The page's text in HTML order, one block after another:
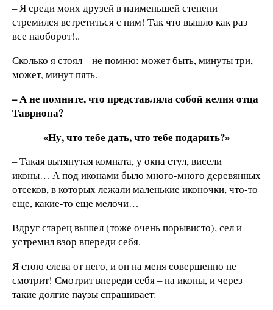
– Я среди моих друзей в наименьшей степени
стремился встретиться с ним! Так что вышло как раз
все наоборот!..
Сколько я стоял – не помню: может быть, минуты три,
может, минут пять.
– А не помните, что представляла собой келия отца
Тавриона?
«Ну, что тебе дать, что тебе подарить?»
– Такая вытянутая комната, у окна стул, висели
иконы… А под иконами было много-много деревянных
отсеков, в которых лежали маленькие иконочки, что-то
еще, какие-то еще мелочи…
Вдруг старец вышел (тоже очень порывисто), сел и
устремил взор впереди себя.
Я стою слева от него, и он на меня совершенно не
смотрит! Смотрит впереди себя – на иконы, и через
такие долгие паузы спрашивает: